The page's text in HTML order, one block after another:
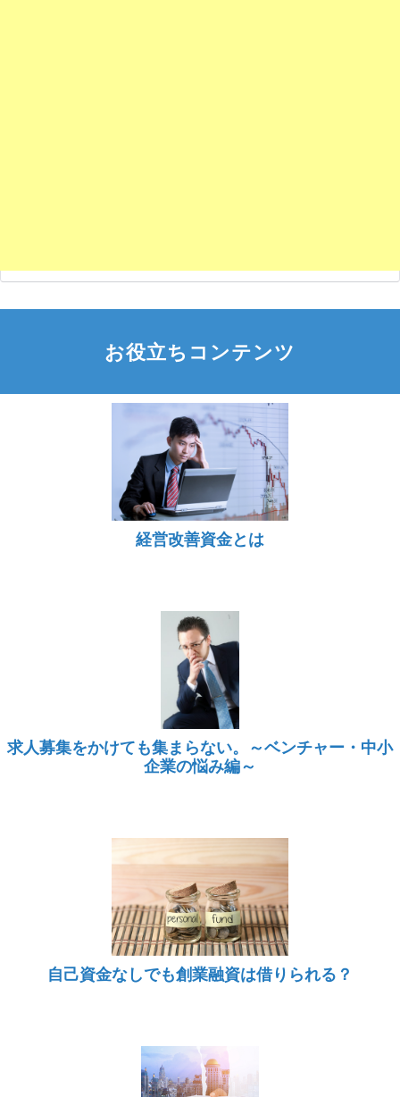
お役立ちコンテンツ
経営改善資金とは
求人募集をかけても集まらない。～ベンチャー・中小
企業の悩み編～
自己資金なしでも創業融資は借りられる？